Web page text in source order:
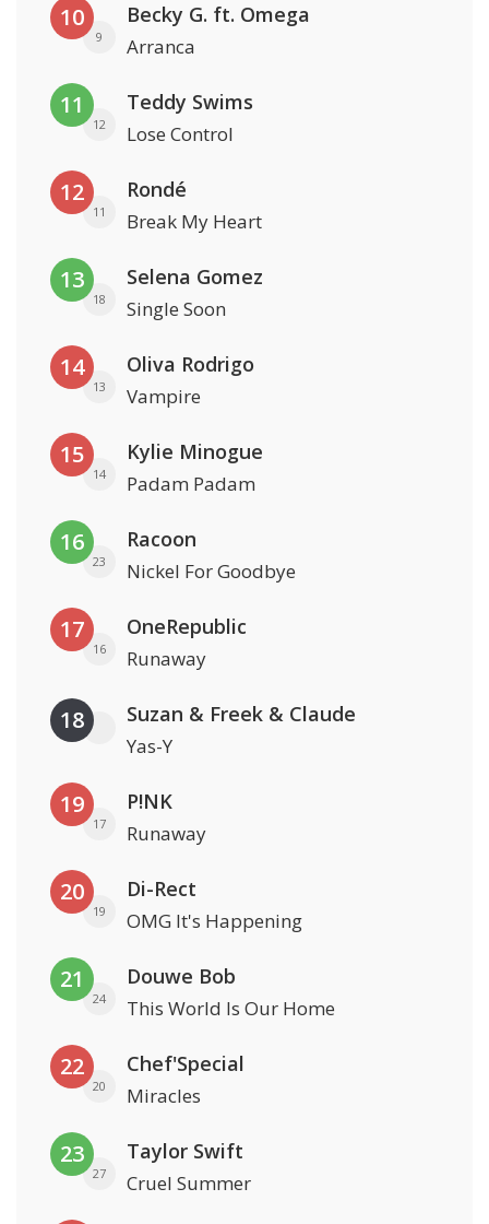
10
9
Becky G. ft. Omega
Arranca
11
12
Teddy Swims
Lose Control
12
11
Rondé
Break My Heart
13
18
Selena Gomez
Single Soon
14
13
Oliva Rodrigo
Vampire
15
14
Kylie Minogue
Padam Padam
16
23
Racoon
Nickel For Goodbye
17
16
OneRepublic
Runaway
18 Suzan & Freek & Claude
Yas-Y
19
17
P!NK
Runaway
20
19
Di-Rect
OMG It's Happening
21
24
Douwe Bob
This World Is Our Home
22
20
Chef'Special
Miracles
23
27
Taylor Swift
Cruel Summer